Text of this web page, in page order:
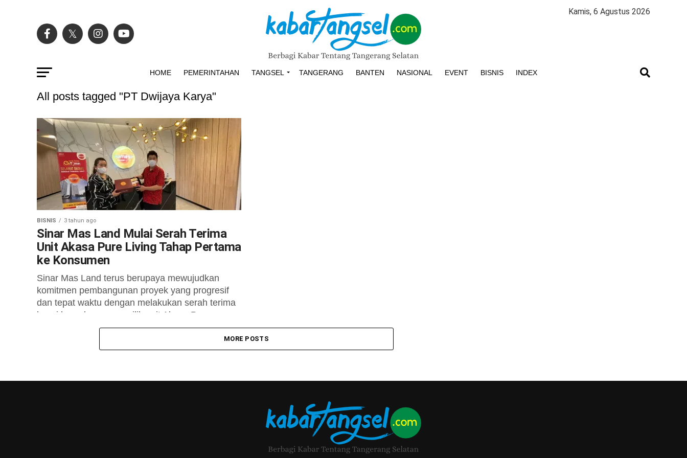
Kamis, 6 Agustus 2026
HOME PEMERINTAHAN TANGSEL TANGERANG BANTEN NASIONAL EVENT BISNIS INDEX
All posts tagged "PT Dwijaya Karya"
BISNIS 3 tahun ago
Sinar Mas Land Mulai Serah Terima
Unit Akasa Pure Living Tahap Pertama
ke Konsumen
Sinar Mas Land terus berupaya mewujudkan
komitmen pembangunan proyek yang progresif
dan tepat waktu dengan melakukan serah terima
kunci kepada para pemilik unit Akasa Pure
MORE POSTS